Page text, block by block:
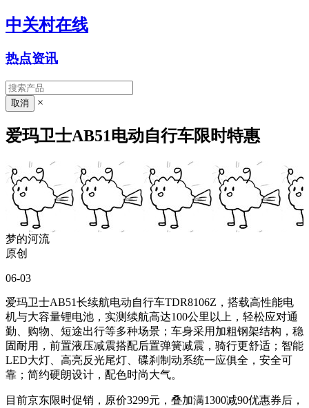
中关村在线
热点资讯
×
爱玛卫士AB51电动自行车限时特惠
梦的河流
原创
06-03
爱玛卫士AB51长续航电动自行车TDR8106Z，搭载高性能电
机与大容量锂电池，实测续航高达100公里以上，轻松应对通
勤、购物、短途出行等多种场景；车身采用加粗钢架结构，稳
固耐用，前置液压减震搭配后置弹簧减震，骑行更舒适；智能
LED大灯、高亮反光尾灯、碟刹制动系统一应俱全，安全可
靠；简约硬朗设计，配色时尚大气。
目前京东限时促销，原价3299元，叠加满1300减90优惠券后，